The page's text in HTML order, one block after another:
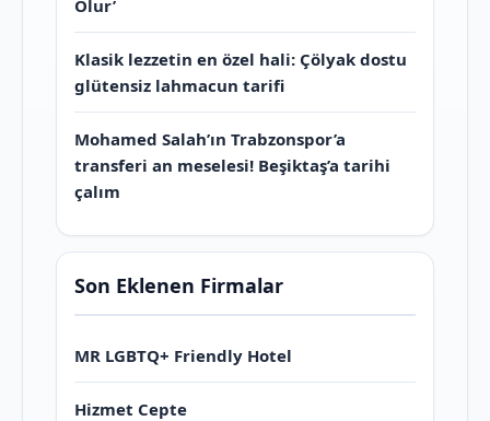
Olur’
Klasik lezzetin en özel hali: Çölyak dostu
glütensiz lahmacun tarifi
Mohamed Salah’ın Trabzonspor’a
transferi an meselesi! Beşiktaş’a tarihi
çalım
Son Eklenen Firmalar
MR LGBTQ+ Friendly Hotel
Hizmet Cepte